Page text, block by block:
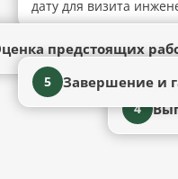
дату для визита
предстоящих
4
5 Завершение и